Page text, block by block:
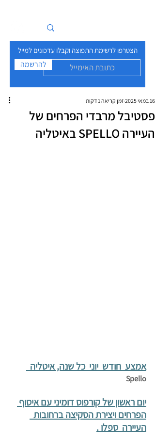
הצטרפו לרשימת התפוצה וקבלו עדכונים למייל
להרשמה
פסטיבל מרבדי הפרחים של
העיירה SPELLO באיטליה
16 במאי 2025 זמן קריאה 1 דקות
אמצע  חודש  יוני  כל שנה, איטליה
Spello
יום ראשון של קורפוס דומיני עם איסוף
הפרחים ויצירת הסקיצה ברחובות
העיירה  ספלו .